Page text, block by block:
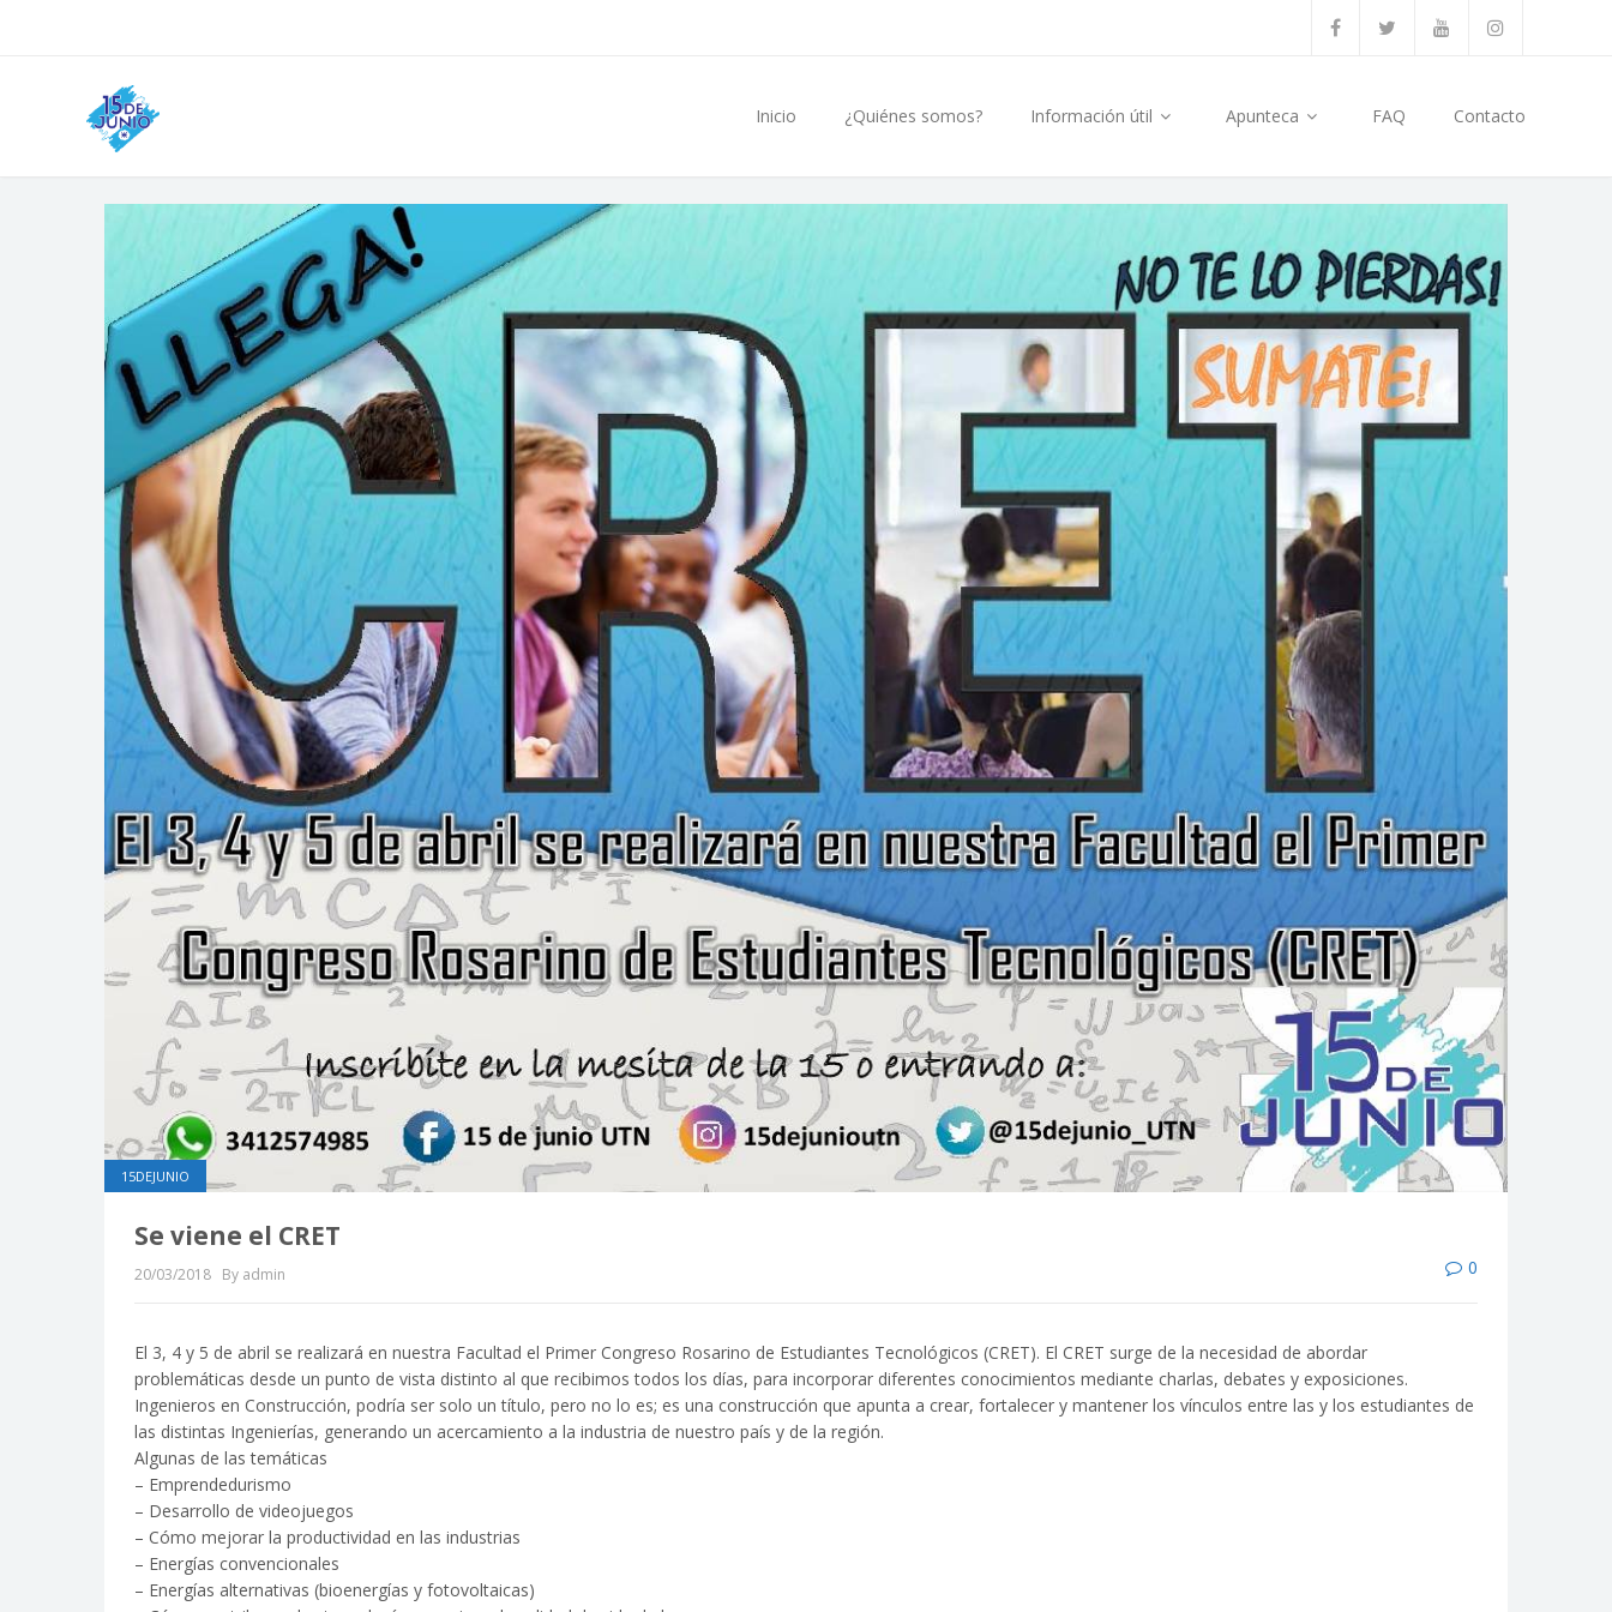
Inicio ¿Quiénes somos? Información útil Apunteca FAQ Contacto
15DEJUNIO
Se viene el CRET
20/03/2018 By admin 0
El 3, 4 y 5 de abril se realizará en nuestra Facultad el Primer Congreso Rosarino de Estudiantes Tecnológicos (CRET). El CRET surge de la necesidad de abordar
problemáticas desde un punto de vista distinto al que recibimos todos los días, para incorporar diferentes conocimientos mediante charlas, debates y exposiciones.
Ingenieros en Construcción, podría ser solo un título, pero no lo es; es una construcción que apunta a crear, fortalecer y mantener los vínculos entre las y los estudiantes de
las distintas Ingenierías, generando un acercamiento a la industria de nuestro país y de la región.
Algunas de las temáticas
– Emprendedurismo
– Desarrollo de videojuegos
– Cómo mejorar la productividad en las industrias
– Energías convencionales
– Energías alternativas (bioenergías y fotovoltaicas)